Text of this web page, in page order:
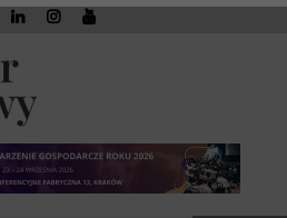
Monitor
Rynkowy